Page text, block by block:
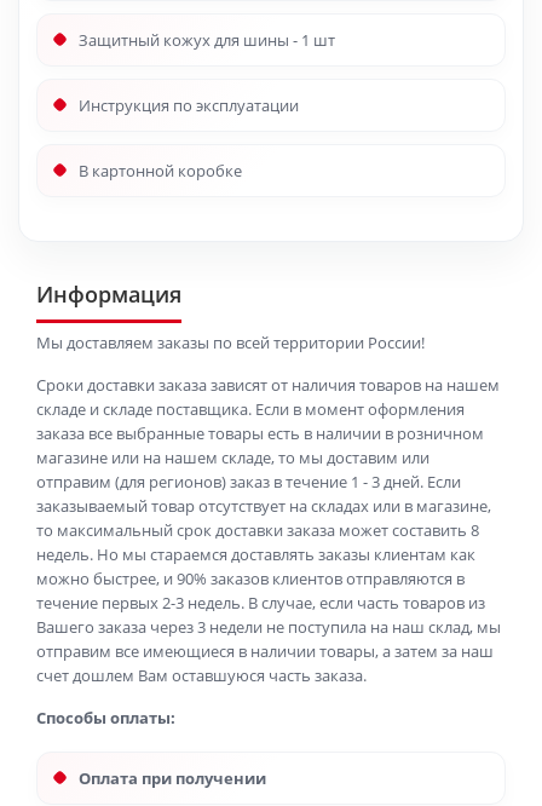
Защитный кожух для шины - 1 шт
Инструкция по эксплуатации
В картонной коробке
Информация
Мы доставляем заказы по всей территории России!
Сроки доставки заказа зависят от наличия товаров на нашем
складе и складе поставщика. Если в момент оформления
заказа все выбранные товары есть в наличии в розничном
магазине или на нашем складе, то мы доставим или
отправим (для регионов) заказ в течение 1 - 3 дней. Если
заказываемый товар отсутствует на складах или в магазине,
то максимальный срок доставки заказа может составить 8
недель. Но мы стараемся доставлять заказы клиентам как
можно быстрее, и 90% заказов клиентов отправляются в
течение первых 2-3 недель. В случае, если часть товаров из
Вашего заказа через 3 недели не поступила на наш склад, мы
отправим все имеющиеся в наличии товары, а затем за наш
счет дошлем Вам оставшуюся часть заказа.
Способы оплаты:
Оплата при получении